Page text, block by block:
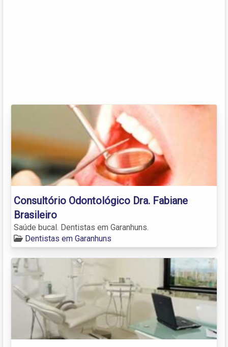
Consultório Odontológico Dra. Fabiane
Brasileiro
Saúde bucal. Dentistas em Garanhuns.
Dentistas em Garanhuns